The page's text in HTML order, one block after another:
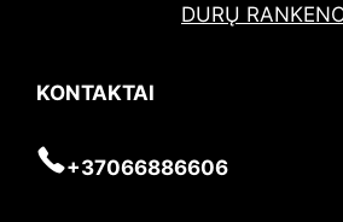
DURŲ
KONTAKTAI
+37066886606